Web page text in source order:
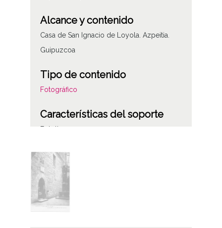
Alcance y contenido
Casa de San Ignacio de Loyola. Azpeitia.
Guipuzcoa
Tipo de contenido
Fotográfico
Características del soporte
Fototipo
Autor
Foto Ojanguren. Eibar
Notas
Azpeitia (Guipúzcoa); Fototipia tomas -